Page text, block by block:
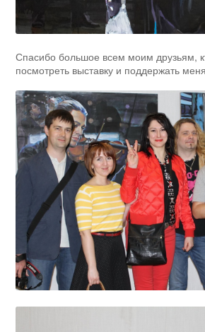
Спасибо большое всем моим друзьям,
посмотреть выставку и поддержать